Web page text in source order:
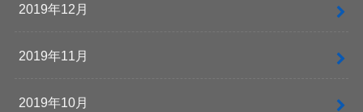
2019年12月
2019年11月
2019年10月